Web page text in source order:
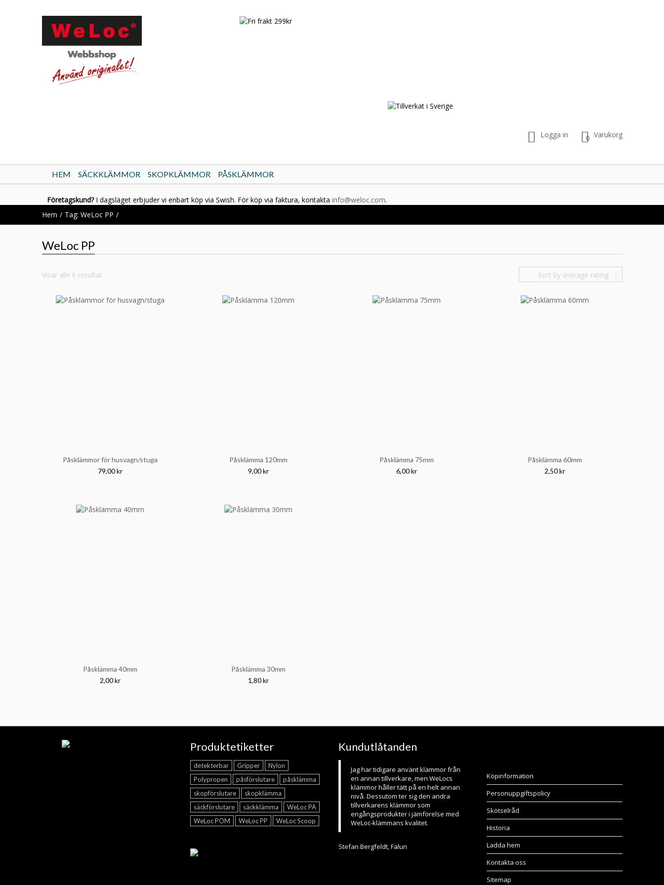
Logga in 0 Varukorg
HEM SÄCKKLÄMMOR SKOPKLÄMMOR PÅSKLÄMMOR
Företagskund?I dagsläget erbjuder vi enbart köp via Swish. För köp via faktura, kontakta info@weloc.com.
Hem
Tag: WeLoc PP
WeLoc PP
Visar alle 6 resultat Sort by average rating
Påsklämmor för husvagn/stuga
79,00 kr
Påsklämma 120mm
9,00 kr
Påsklämma 75mm
6,00 kr
Påsklämma 60mm
2,50 kr
Påsklämma 40mm
2,00 kr
Påsklämma 30mm
1,80 kr
Produktetiketter
detekterbar Gripper
Nylon
Polypropen
påsförslutare
påsklämma
skopförslutare
skopklämma
säckförslutare
säckklämma
WeLoc PA
WeLoc POM
WeLoc PP WeLoc Scoop
Kundutlåtanden
Jag har tidigare använt klämmor från
en annan tillverkare, men WeLocs
klämmor håller tätt på en helt annan
nivå. Dessutom ter sig den andra
tillverkarens klämmor som
engångsprodukter i jämförelse med
WeLoc-klämmans kvalitet.
Stefan Bergfeldt, Falun
Köpinformation
Personuppgiftspolicy
Skötselråd
Historia
Ladda hem
Kontakta oss
Sitemap